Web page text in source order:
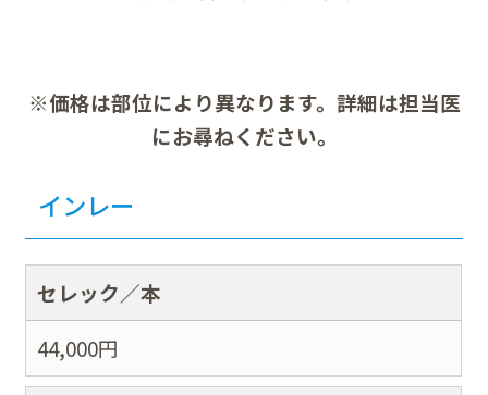
※価格は部位により異なります。詳細は担当医
にお尋ねください。
インレー
セレック／本
44,000円